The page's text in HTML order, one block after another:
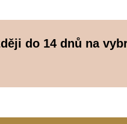
do 14 dnů na